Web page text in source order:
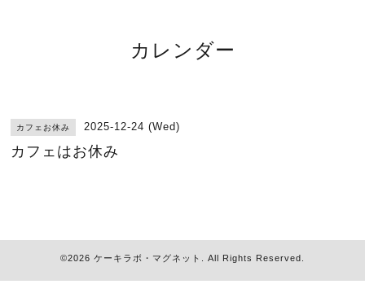
カレンダー
カフェお休み 2025-12-24 (Wed)
カフェはお休み
©2026 ケーキラボ・マグネット . All Rights Reserved.